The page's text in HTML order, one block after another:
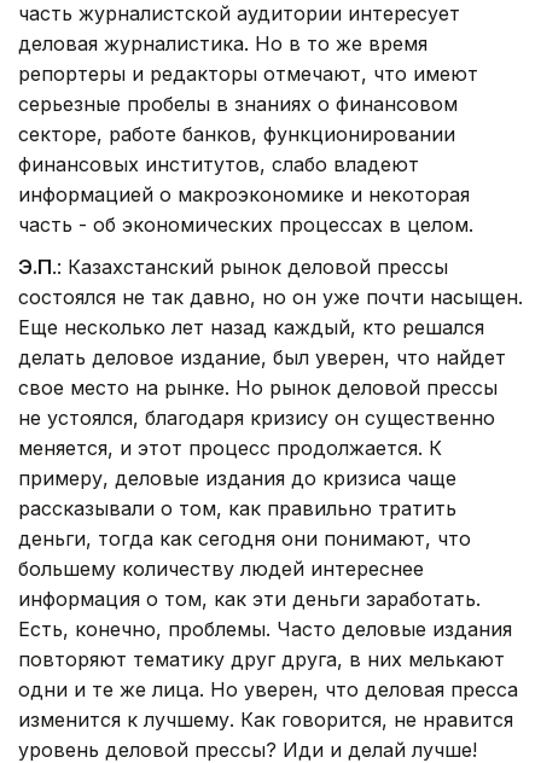
часть журналистской аудитории интересует
деловая журналистика. Но в то же время
репортеры и редакторы отмечают, что имеют
серьезные пробелы в знаниях о финансовом
секторе, работе банков, функционировании
финансовых институтов, слабо владеют
информацией о макроэкономике и некоторая
часть - об экономических процессах в целом.
Э.П.: Казахстанский рынок деловой прессы
состоялся не так давно, но он уже почти насыщен.
Еще несколько лет назад каждый, кто решался
делать деловое издание, был уверен, что найдет
свое место на рынке. Но рынок деловой прессы
не устоялся, благодаря кризису он существенно
меняется, и этот процесс продолжается. К
примеру, деловые издания до кризиса чаще
рассказывали о том, как правильно тратить
деньги, тогда как сегодня они понимают, что
большему количеству людей интереснее
информация о том, как эти деньги заработать.
Есть, конечно, проблемы. Часто деловые издания
повторяют тематику друг друга, в них мелькают
одни и те же лица. Но уверен, что деловая пресса
изменится к лучшему. Как говорится, не нравится
уровень деловой прессы? Иди и делай лучше!